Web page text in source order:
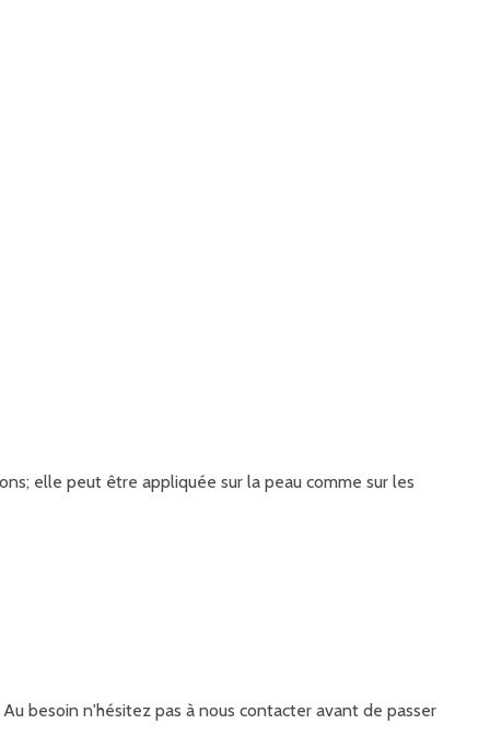
elle peut être appliquée sur la peau comme sur les
besoin n'hésitez pas à nous contacter avant de passer